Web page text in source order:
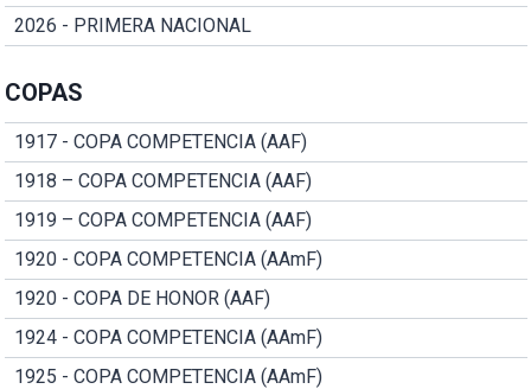
2026 - PRIMERA NACIONAL
COPAS
1917 - COPA COMPETENCIA (AAF)
1918 – COPA COMPETENCIA (AAF)
1919 – COPA COMPETENCIA (AAF)
1920 - COPA COMPETENCIA (AAmF)
1920 - COPA DE HONOR (AAF)
1924 - COPA COMPETENCIA (AAmF)
1925 - COPA COMPETENCIA (AAmF)